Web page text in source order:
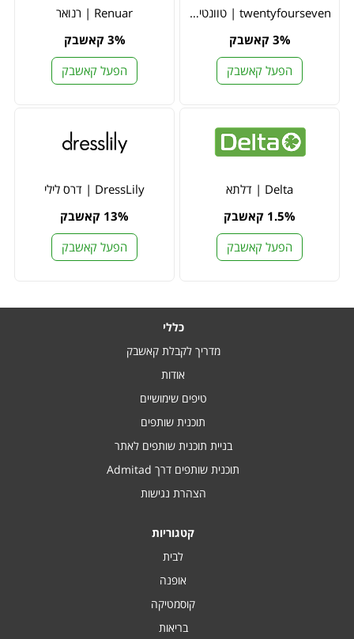
twentyfourseven | טוונטי פור סבן
3% קאשבק
הפעל קאשבק
Renuar | רנואר
3% קאשבק
הפעל קאשבק
Delta | דלתא
1.5% קאשבק
הפעל קאשבק
DressLily | דרס לילי
13% קאשבק
הפעל קאשבק
כללי
מדריך לקבלת קאשבק
אודות
טיפים שימושיים
תוכנית שותפים
בניית תוכנית שותפים לאתר
תוכנית שותפים דרך Admitad
הצהרת נגישות
קטגוריות
לבית
אופנה
קוסמטיקה
בריאות